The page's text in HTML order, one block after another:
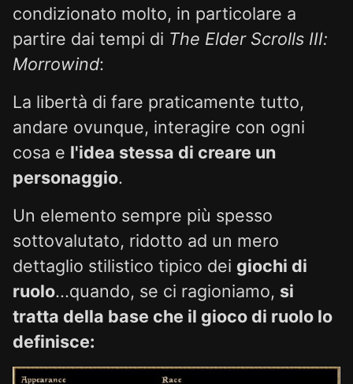
condizionato molto, in particolare a
partire dai tempi di The Elder Scrolls III:
Morrowind:
La libertà di fare praticamente tutto,
andare ovunque, interagire con ogni
cosa e l'idea stessa di creare un
personaggio.
Un elemento sempre più spesso
sottovalutato, ridotto ad un mero
dettaglio stilistico tipico dei giochi di
ruolo...quando, se ci ragioniamo, si
tratta della base che il gioco di ruolo lo
definisce: